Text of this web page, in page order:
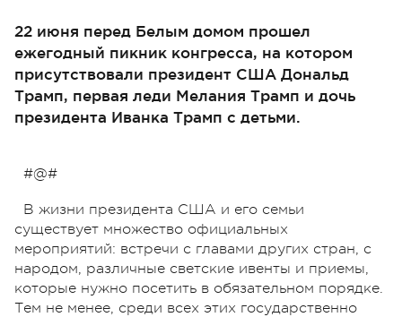
22 июня перед Белым домом прошел
ежегодный пикник конгресса, на котором
присутствовали президент США Дональд
Трамп, первая леди Мелания Трамп и дочь
президента Иванка Трамп с детьми.
#@#
В жизни президента США и его семьи
существует множество официальных
мероприятий: встречи с главами других стран, с
народом, различные светские ивенты и приемы,
которые нужно посетить в обязательном порядке.
Тем не менее, среди всех этих государственно